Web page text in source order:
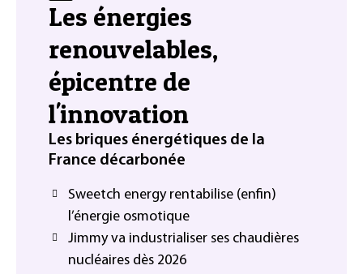
Les énergies
renouvelables,
épicentre de
l'innovation
Les briques énergétiques de la
France décarbonée
Sweetch energy rentabilise (enfin)
l’énergie osmotique
Jimmy va industrialiser ses chaudières
nucléaires dès 2026